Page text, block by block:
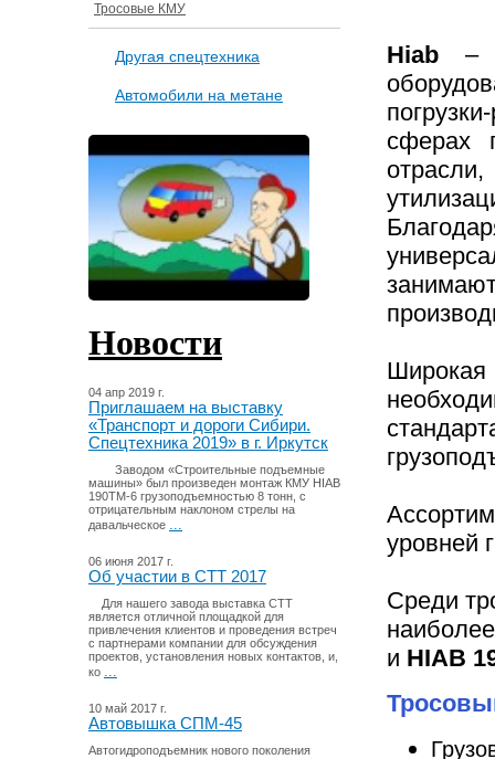
Тросовые КМУ
Другая спецтехника
Автомобили на метане
Новости
04 апр 2019 г.
Приглашаем на выставку
«Транспорт и дороги Сибири.
Спецтехника 2019» в г. Иркутск
Заводом «Строительные подъемные
машины» был произведен монтаж КМУ HIAB
190TM-6 грузоподъемностью 8 тонн, с
отрицательным наклоном стрелы на
давальческое
06 июня 2017 г.
Об участии в СТТ 2017
Для нашего завода выставка СТТ
является отличной площадкой для
привлечения клиентов и проведения встреч
с партнерами компании для обсуждения
проектов, установления новых контактов, и,
ко
10 май 2017 г.
Автовышка СПМ-45
Автогидроподъемник нового поколения
Hiab –
сферах
уровней
Среди
и HIAB